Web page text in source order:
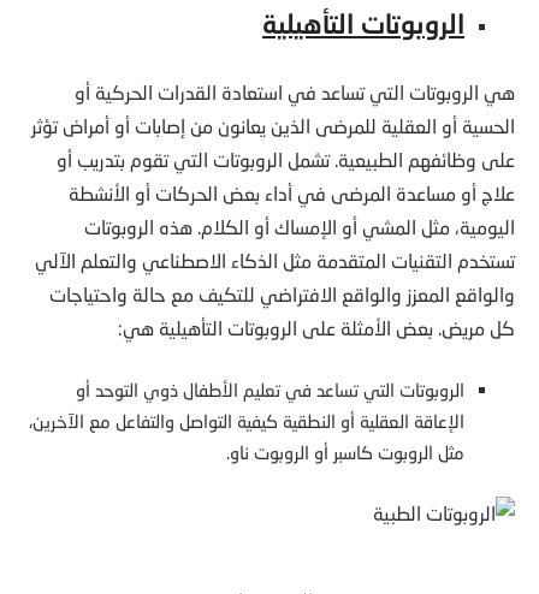
الروبوتات التأهيلية
هي الروبوتات التي تساعد في استعادة القدرات الحركية أو
الحسية أو العقلية للمرضى الذين يعانون من إصابات أو أمراض تؤثر
على وظائفهم الطبيعية. تشمل الروبوتات التي تقوم بتدريب أو
علاج أو مساعدة المرضى في أداء بعض الحركات أو الأنشطة
اليومية، مثل المشي أو الإمساك أو الكلام. هذه الروبوتات
تستخدم التقنيات المتقدمة مثل الذكاء الاصطناعي والتعلم الآلي
والواقع المعزز والواقع الافتراضي للتكيف مع حالة واحتياجات
كل مريض. بعض الأمثلة على الروبوتات التأهيلية هي:
الروبوتات التي تساعد في تعليم الأطفال ذوي التوحد أو
الإعاقة العقلية أو النطقية كيفية التواصل والتفاعل مع الآخرين،
مثل الروبوت كاسبر أو الروبوت ناو.